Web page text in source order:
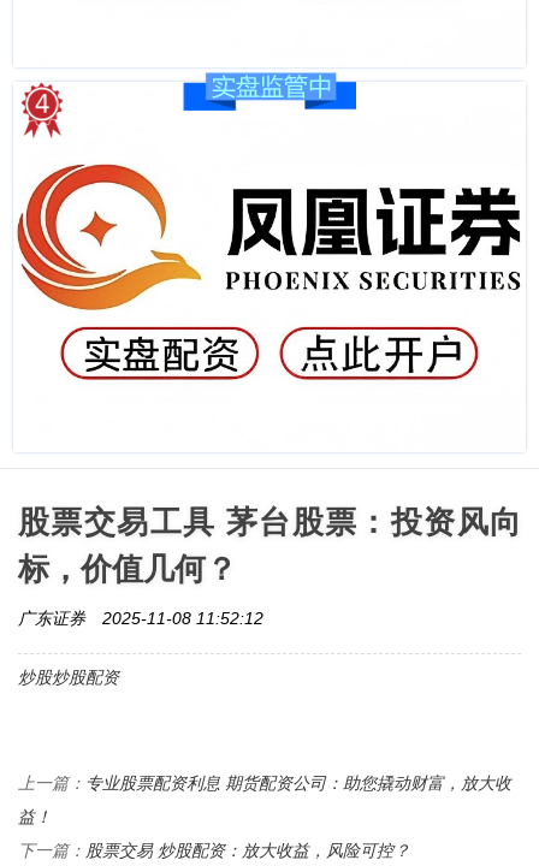
股票交易工具 茅台股票：投资风向
标，价值几何？
广东证券 2025-11-08 11:52:12
炒股炒股配资
上一篇： 专业股票配资利息 期货配资公司：助您撬动财富，放大收
益！
下一篇： 股票交易 炒股配资：放大收益，风险可控？